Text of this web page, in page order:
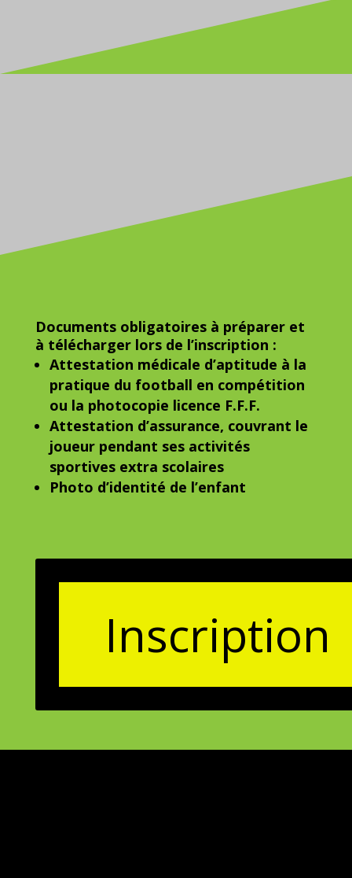
Documents obligatoires à préparer et
à télécharger lors de l’inscription :
Attestation médicale d’aptitude à la
pratique du football en compétition
ou la photocopie licence F.F.F.
Attestation d’assurance, couvrant le
joueur pendant ses activités
sportives extra scolaires
Photo d’identité de l’enfant
Inscription